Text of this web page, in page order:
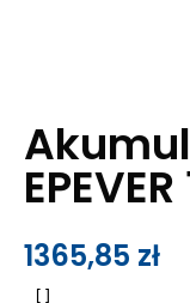
1365,85 zł